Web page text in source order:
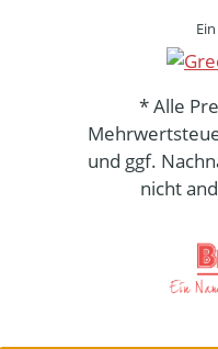
* Alle
und ggf.
nicht